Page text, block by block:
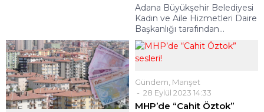
Adana Büyükşehir Belediyesi
Kadın ve Aile Hizmetleri Daire
Başkanlığı tarafından...
Gündem Manşet
28 Eylül 2023 14:33
MHP’de “Cahit Öztok”